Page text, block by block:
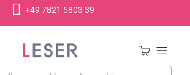
+49 7821 5803 39